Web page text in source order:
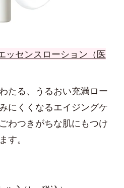
ッセンスローション（医
たる、うるおい充満ロー
にくくなるエイジングケ
わつきがちな肌にもつけ
す。